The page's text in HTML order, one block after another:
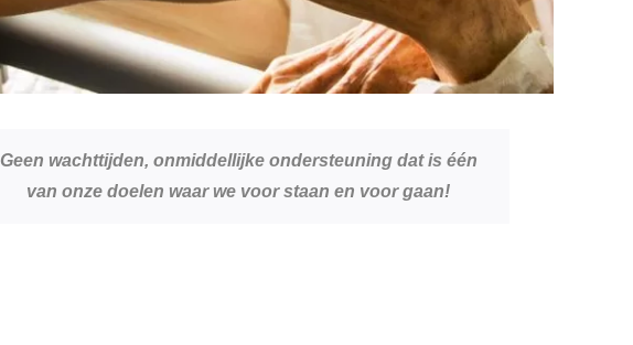
Geen wachttijden, onmiddellijke ondersteuning dat is één
van onze doelen waar we voor staan en voor gaan!